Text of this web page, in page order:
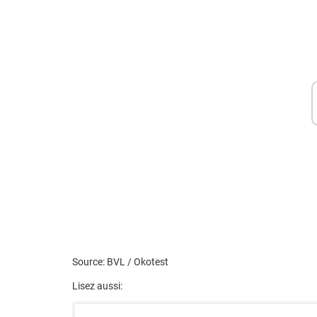
Source: BVL / Okotest
Lisez aussi: